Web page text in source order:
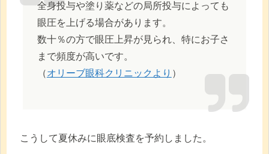
全身投与や塗り薬などの局所投与によっても
眼圧を上げる場合があります。
数十％の方で眼圧上昇が見られ、特にお子さ
まで頻度が高いです。
（オリーブ眼科クリニックより ）
こうして夏休みに眼底検査を予約しました。